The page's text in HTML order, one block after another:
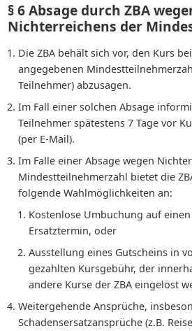
§ 6 Absage durch ZBA
Nichterreichens der
Die ZBA behält sich vor, den Kurs
angegebenen
Teilnehmer) abzusagen.
Im Fall einer solchen Absage
Teilnehmer spätestens 7 Tage vor
(per E-Mail).
Im Falle einer Absage wegen
Mindestteilnehmerzahl bietet die
folgende Wahlmöglichkeiten an:
Kostenlose Umbuchung auf
Ersatztermin, oder
Ausstellung eines Gutscheins in
gezahlten Kursgebühr, der
andere Kurse der ZBA eingelöst
Weitergehende Ansprüche,
Schadensersatzansprüche (z.B.